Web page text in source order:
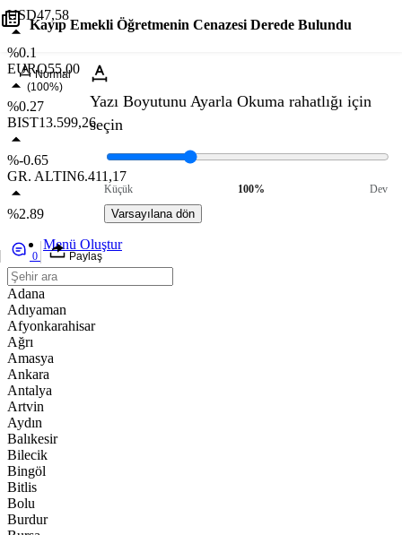
USD47,58
%0.1
EURO55,00
%0.27
BIST13.599,26
%-0.65
GR. ALTIN6.411,17
%2.89
Menü Oluştur
Adana
Adıyaman
Afyonkarahisar
Ağrı
Amasya
Ankara
Antalya
Artvin
Aydın
Balıkesir
Bilecik
Bingöl
Bitlis
Bolu
Burdur
Kayıp Emekli Öğretmenin Cenazesi Derede Bulundu
Normal
(100%)
Yazı Boyutunu Ayarla Okuma rahatlığı için
seçin
Küçük 100% Dev
Varsayılana dön
0 Paylaş